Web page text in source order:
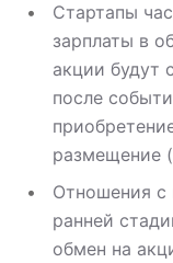
Стартапы
зарплаты в
акции будут
после
размещение
Отношения с
ранней
обмен на